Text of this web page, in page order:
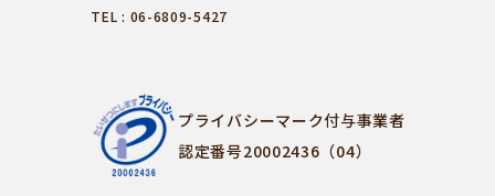
TEL : 06-6809-5427
プライバシーマーク付与事業者
認定番号20002436（04）